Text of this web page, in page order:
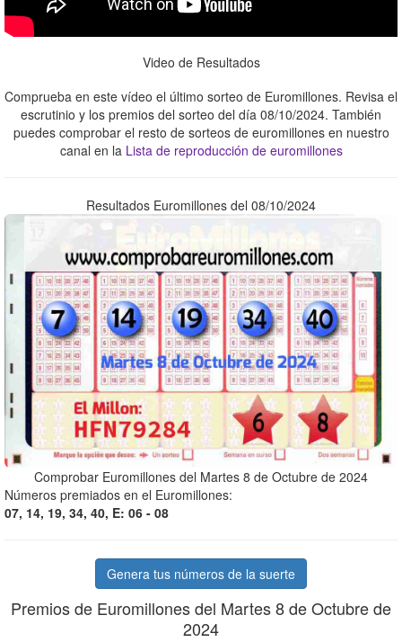
Video de Resultados
Comprueba en este vídeo el último sorteo de Euromillones. Revisa el
escrutinio y los premios del sorteo del día 08/10/2024. También
puedes comprobar el resto de sorteos de euromillones en nuestro
canal en la Lista de reproducción de euromillones
Resultados Euromillones del 08/10/2024
Comprobar Euromillones del Martes 8 de Octubre de 2024
Números premiados en el Euromillones:
07, 14, 19, 34, 40, E: 06 - 08
Genera tus números de la suerte
Premios de Euromillones del Martes 8 de Octubre de
2024